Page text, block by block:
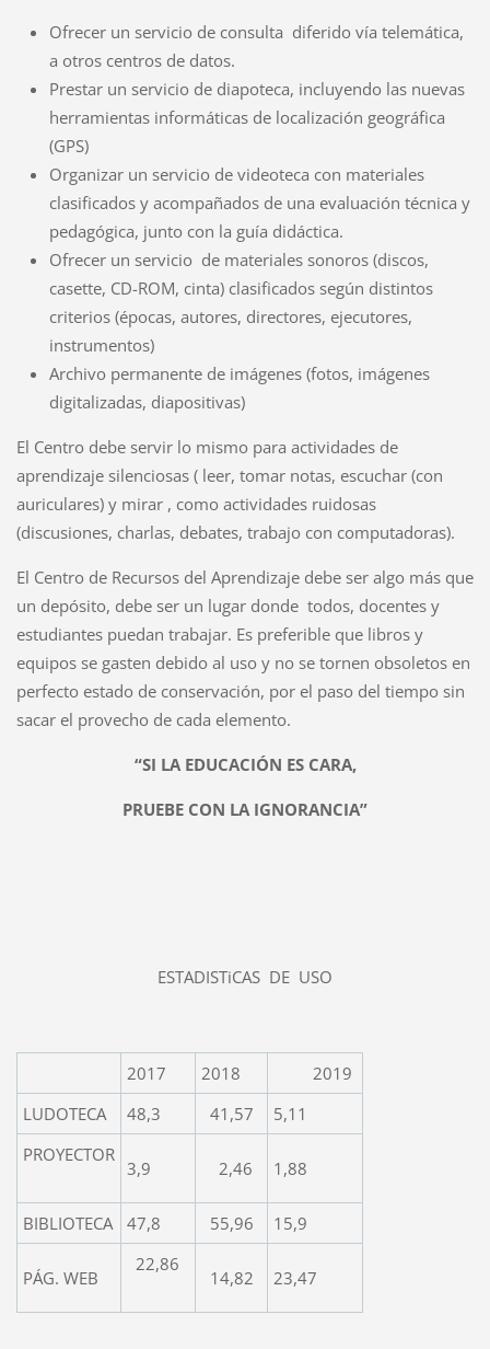
Ofrecer un servicio de consulta diferido vía telemática,
a otros centros de datos.
Prestar un servicio de diapoteca, incluyendo las nuevas
herramientas informáticas de localización geográfica
(GPS)
Organizar un servicio de videoteca con materiales
clasificados y acompañados de una evaluación técnica y
pedagógica, junto con la guía didáctica.
Ofrecer un servicio de materiales sonoros (discos,
casette, CD-ROM, cinta) clasificados según distintos
criterios (épocas, autores, directores, ejecutores,
instrumentos)
Archivo permanente de imágenes (fotos, imágenes
digitalizadas, diapositivas)
El Centro debe servir lo mismo para actividades de
aprendizaje silenciosas ( leer, tomar notas, escuchar (con
auriculares) y mirar , como actividades ruidosas
(discusiones, charlas, debates, trabajo con computadoras).
El Centro de Recursos del Aprendizaje debe ser algo más que
un depósito, debe ser un lugar donde todos, docentes y
estudiantes puedan trabajar. Es preferible que libros y
equipos se gasten debido al uso y no se tornen obsoletos en
perfecto estado de conservación, por el paso del tiempo sin
sacar el provecho de cada elemento.
“SI LA EDUCACIÓN ES CARA,
PRUEBE CON LA IGNORANCIA”
ESTADISTiCAS DE USO
2017 2018
2019
LUDOTECA
48,3 41,57
5,11
PROYECTOR
3,9 2,46 1,88
BIBLIOTECA 47,8 55,96 15,9
PÁG. WEB
22,86
14,82 23,47